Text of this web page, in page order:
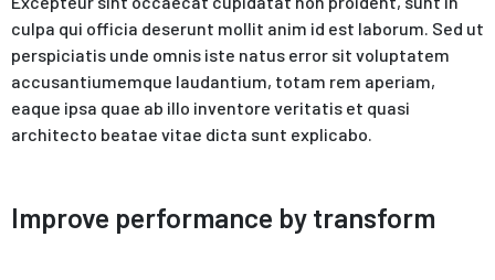
culpa qui officia deserunt mollit anim id est laborum. Sed ut
perspiciatis unde omnis iste natus error sit voluptatem
accusantiumemque laudantium, totam rem aperiam,
eaque ipsa quae ab illo inventore veritatis et quasi
architecto beatae vitae dicta sunt explicabo.
Improve performance by transform